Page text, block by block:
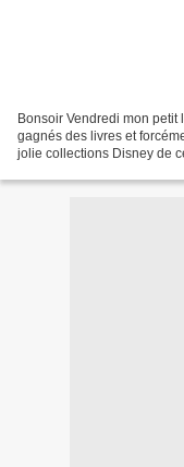
Bonsoir Vendredi mon
gagnés des livres et
jolie collections Disney de